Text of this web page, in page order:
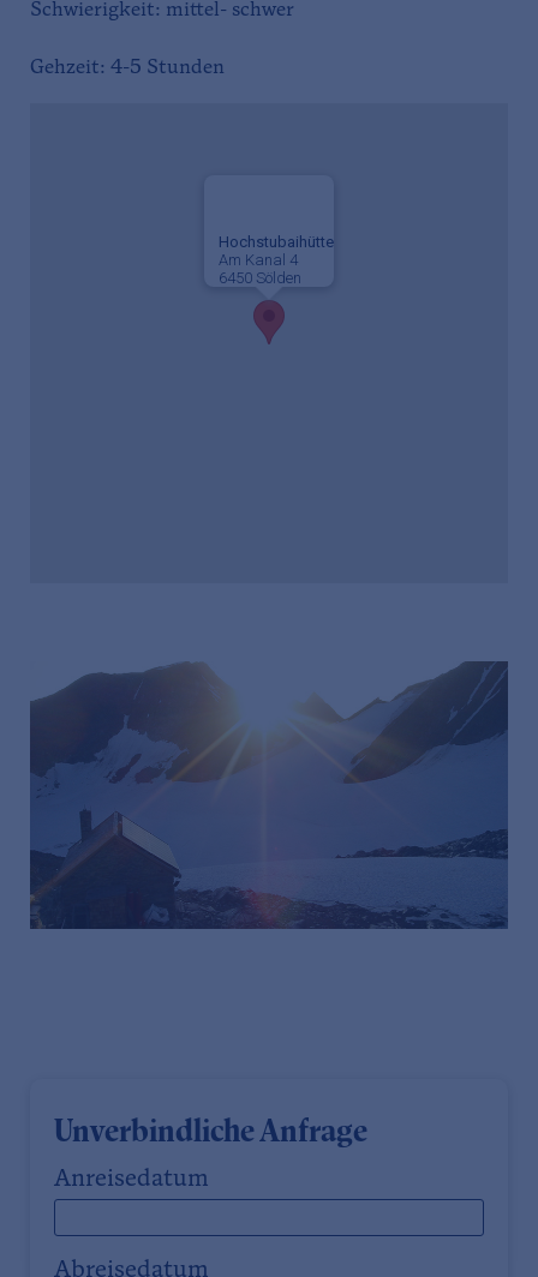
Schwierigkeit: mittel- schwer
Gehzeit: 4-5 Stunden
Hochstubaihütte
Am Kanal 4
6450 Sölden
Unverbindliche Anfrage
Anreisedatum
Abreisedatum